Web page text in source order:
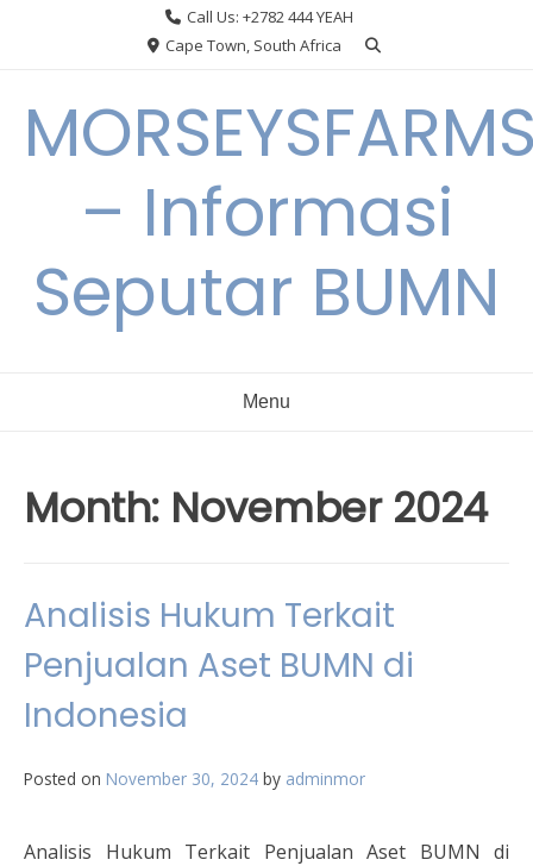
Call Us: +2782 444 YEAH
Cape Town, South Africa
– Informasi
Seputar BUMN
Menu
Month: November 2024
Analisis Hukum Terkait
Penjualan Aset BUMN di
Indonesia
Posted on November 30, 2024 by adminmor
Analisis Hukum Terkait Penjualan Aset BUMN di